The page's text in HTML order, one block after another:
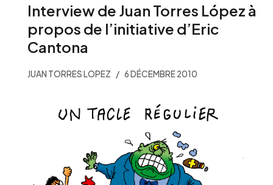
Interview de Juan Torres López à
propos de l’initiative d’Eric
Cantona
JUAN TORRES LOPEZ 6 DÉCEMBRE 2010